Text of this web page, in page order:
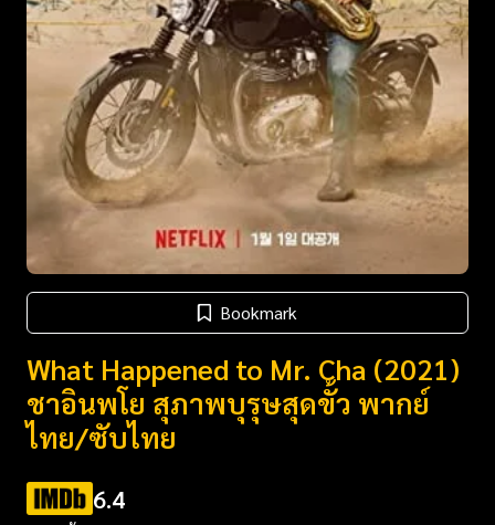
Bookmark
What Happened to Mr. Cha (2021)
ชาอินพโย สุภาพบุรุษสุดขั้ว พากย์
ไทย/ซับไทย
6.4